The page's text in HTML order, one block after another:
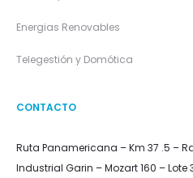
Energias Renovables
Telegestión y Domótica
CONTACTO
Ruta Panamericana – Km 37 .5 –
Industrial Garin – Mozart 160 – Lote